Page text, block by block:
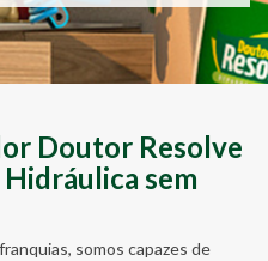
Doutor Resolve
sem
somos capazes de